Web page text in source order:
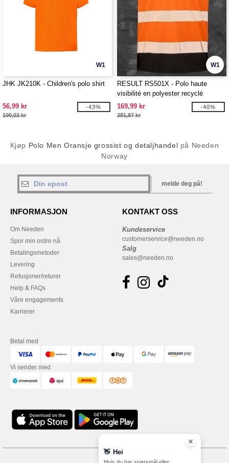
W1
JHK JK210K - Children's polo shirt
56,99 kr
100,02 kr
-43%
W1
RESULT RS501X - Polo haute
visibilité en polyester recyclé
169,99 kr
281,87 kr
-40%
Kjøp Polo Men Oransje grossist og detaljhandel på Needen
Norway
melde deg på!
INFORMASJON
Om Needen
Spor min ordre nå
Betalingsmetoder
Levering
Refusjoner/returer
Help & FAQs
Våre engagements
Karrierer
KONTAKT OSS
Kundeservice
customerservice@needen.no
Salg
sales@needen.no
Betal med
Vi sender med
👋 Hei